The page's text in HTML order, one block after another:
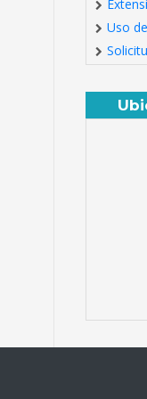
Uso